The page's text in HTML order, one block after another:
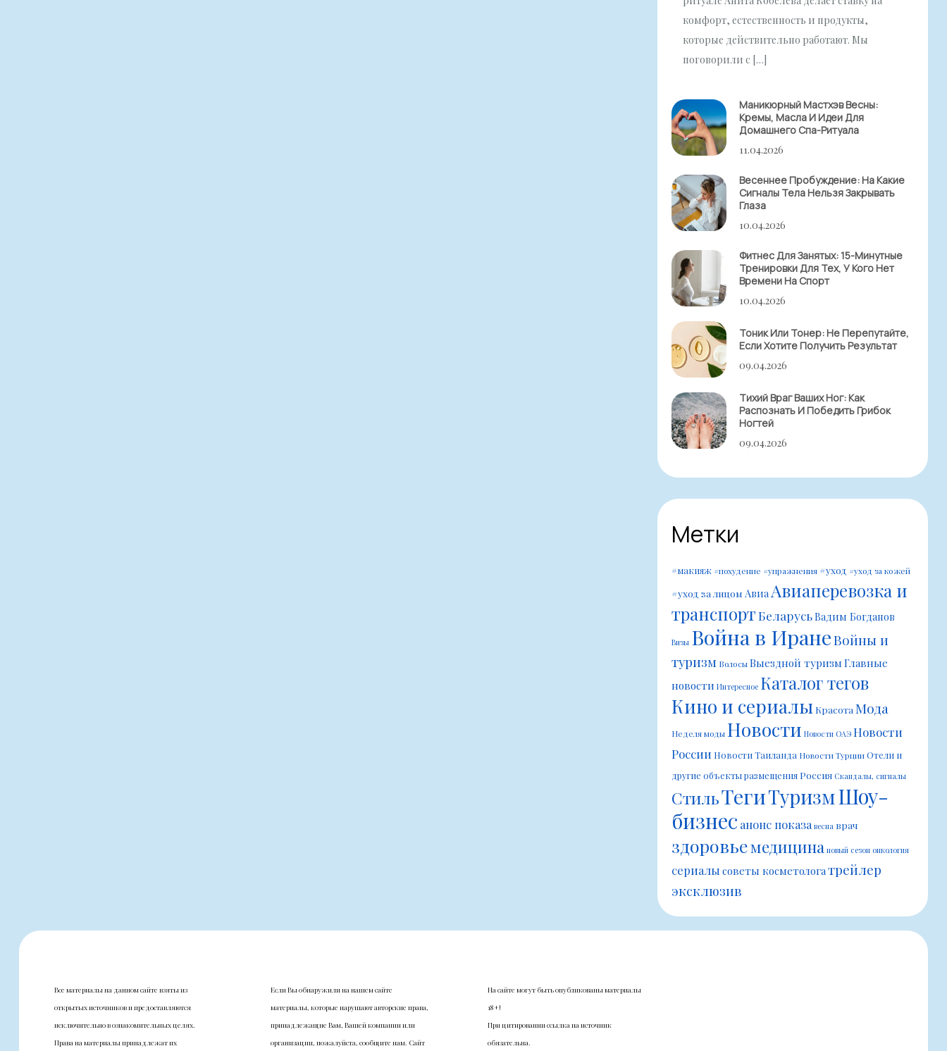
комфорт, естественность и продукты,
которые действительно работают. Мы
поговорили с […]
Маникюрный Мастхэв Весны:
Кремы, Масла И Идеи Для
Домашнего Спа-Ритуала
11.04.2026
Весеннее Пробуждение: На Какие
Сигналы Тела Нельзя Закрывать
Глаза
10.04.2026
Фитнес Для Занятых: 15-Минутные
Тренировки Для Тех, У Кого Нет
Времени На Спорт
10.04.2026
Тоник Или Тонер: Не Перепутайте,
Если Хотите Получить Результат
09.04.2026
Тихий Враг Ваших Ног: Как
Распознать И Победить Грибок
Ногтей
09.04.2026
Метки
#макияж #похудение #упражнения #уход #уход за кожей
#уход за лицом Авиа Авиаперевозка и
транспортБеларусьВадим Богданов
Визы Война в ИранеВойны и
туризм ВолосыВыездной туризмГлавные
новости Интересное Каталог тегов
Кино и сериалыКрасота Мода
Неделя моды Новости Новости ОАЭ Новости
России Новости Таиланда Новости ТурцииОтели и
другие объекты размещенияРоссия Скандалы, сигналы
СтильТегиТуризмШоу-
бизнес анонс показа весна врач
здоровьемедицина новый сезон онкология
сериалы советы косметологатрейлер
эксклюзив
Все материалы на данном сайте взяты из
открытых источников и предоставляются
исключительно в ознакомительных целях.
Права на материалы принадлежат их
Если Вы обнаружили на нашем сайте
материалы, которые нарушают авторские права,
принадлежащие Вам, Вашей компании или
организации, пожалуйста, сообщите нам. Сайт
На сайте могут быть опубликованы материалы
18+!
При цитировании ссылка на источник
обязательна.